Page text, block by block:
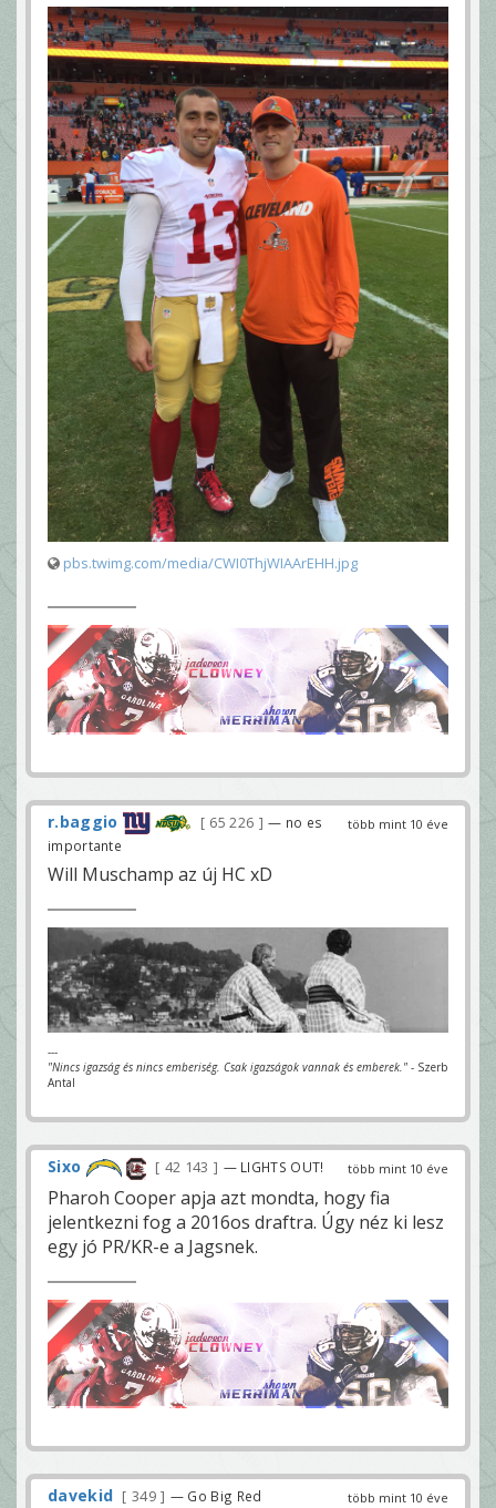
pbs.twimg.com/media/CWI0ThjWIAArEHH.jpg
több mint 10 éve
r.baggio 65 226
— no es
importante
Will Muschamp az új HC xD
---
"Nincs igazság és nincs emberiség. Csak igazságok vannak és emberek." - Szerb
Antal
több mint 10 éve
Sixo 42 143 — LIGHTS OUT!
Pharoh Cooper apja azt mondta, hogy fia
jelentkezni fog a 2016os draftra. Úgy néz ki lesz
egy jó PR/KR-e a Jagsnek.
több mint 10 éve
davekid 349 — Go Big Red